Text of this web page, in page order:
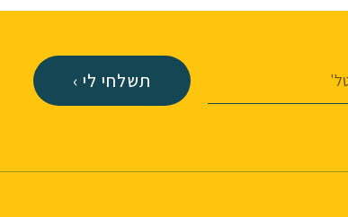
תשלחי לי ›